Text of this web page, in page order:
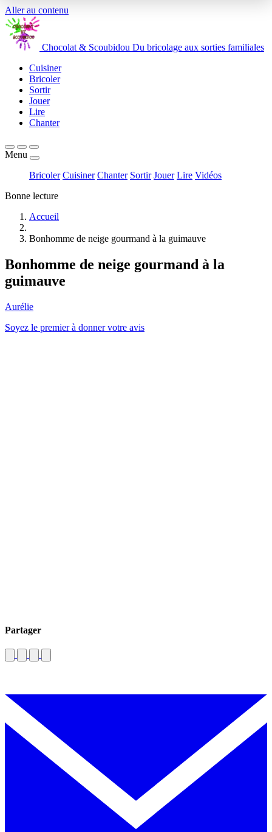
Aller au contenu
Chocolat & Scoubidou Du bricolage aux sorties familiales
Cuisiner
Bricoler
Sortir
Jouer
Lire
Chanter
Menu
Bricoler Cuisiner Chanter Sortir Jouer Lire Vidéos
Bonne lecture
Accueil
Bonhomme de neige gourmand à la guimauve
Bonhomme de neige gourmand à la
guimauve
Aurélie
Soyez le premier à donner votre avis
Partager